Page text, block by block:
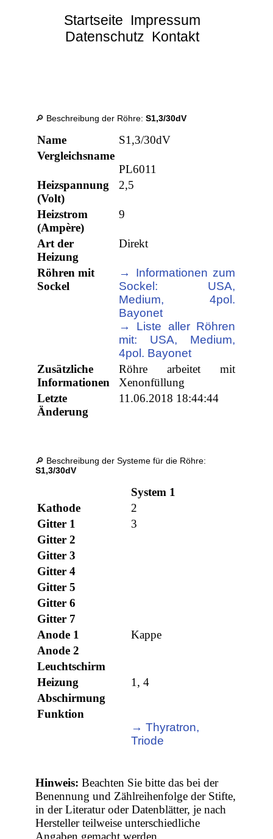
Startseite Impressum
Datenschutz Kontakt
🔎 Beschreibung der Röhre:S1,3/30dV
Name
S1,3/30dV
Vergleichsname
PL6011
Heizspannung
(Volt)
2,5
Heizstrom
(Ampère)
9
Art der
Heizung
Direkt
Röhren mit
Sockel
→ Informationen zum
Sockel: USA,
Medium, 4pol.
Bayonet
→ Liste aller Röhren
mit: USA, Medium,
4pol. Bayonet
Zusätzliche
Informationen
Röhre arbeitet mit
Xenonfüllung
Letzte
Änderung
11.06.2018 18:44:44
🔎 Beschreibung der Systeme für die Röhre:
S1,3/30dV
System 1
Kathode
2
Gitter 1
3
Gitter 2
Gitter 3
Gitter 4
Gitter 5
Gitter 6
Gitter 7
Anode 1
Kappe
Anode 2
Leuchtschirm
Heizung
1, 4
Abschirmung
Funktion
→ Thyratron,
Triode
Hinweis: Beachten Sie bitte das bei der
Benennung und Zählreihenfolge der Stifte,
in der Literatur oder Datenblätter, je nach
Hersteller teilweise unterschiedliche
Angaben gemacht werden.